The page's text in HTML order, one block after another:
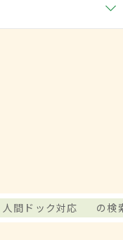
人間ドック対応 の検